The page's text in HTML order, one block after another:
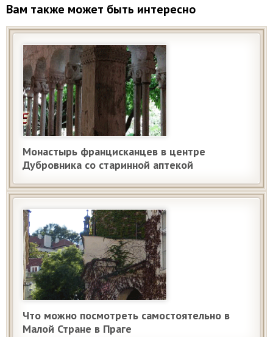
Вам также может быть интересно
Монастырь францисканцев в центре
Дубровника со старинной аптекой
Что можно посмотреть самостоятельно в
Малой Стране в Праге